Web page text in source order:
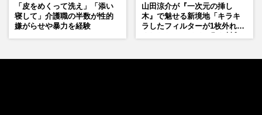
「皮をめくって洗え」「添い
寝して」介護職の半数が性的
嫌がらせや暴力を経験
山田涼介が『一次元の挿し
木』で魅せる新境地「キラキ
ラしたフィルターが1枚外れて